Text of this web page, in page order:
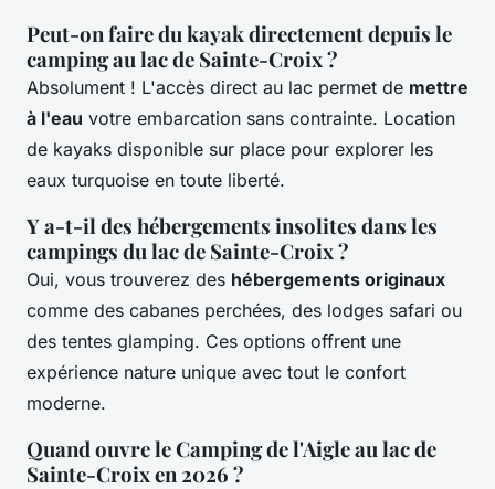
Peut-on faire du kayak directement depuis le
camping au lac de Sainte-Croix ?
Absolument ! L'accès direct au lac permet de mettre
à l'eau votre embarcation sans contrainte. Location
de kayaks disponible sur place pour explorer les
eaux turquoise en toute liberté.
Y a-t-il des hébergements insolites dans les
campings du lac de Sainte-Croix ?
Oui, vous trouverez des hébergements originaux
comme des cabanes perchées, des lodges safari ou
des tentes glamping. Ces options offrent une
expérience nature unique avec tout le confort
moderne.
Quand ouvre le Camping de l'Aigle au lac de
Sainte-Croix en 2026 ?